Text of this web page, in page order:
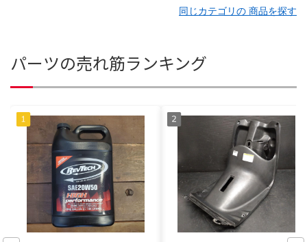
同じカテゴリの 商品を探す
パーツの売れ筋ランキング